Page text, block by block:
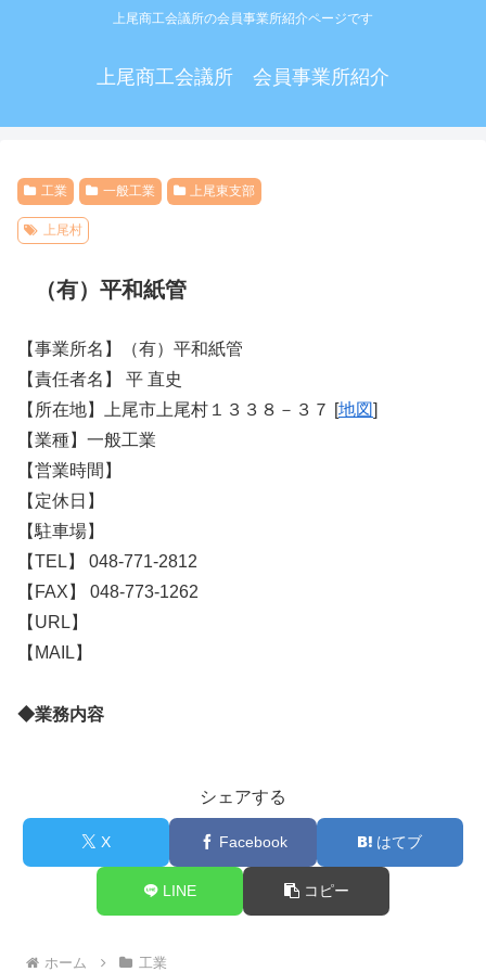
上尾商工会議所の会員事業所紹介ページです
上尾商工会議所 会員事業所紹介
工業 一般工業 上尾東支部
上尾村
（有）平和紙管
【事業所名】（有）平和紙管
【責任者名】 平 直史
【所在地】上尾市上尾村１３３８－３７ [地図]
【業種】一般工業
【営業時間】
【定休日】
【駐車場】
【TEL】 048-771-2812
【FAX】 048-773-1262
【URL】
【MAIL】
◆業務内容
シェアする
X Facebook はてブ
LINE コピー
ホーム 工業